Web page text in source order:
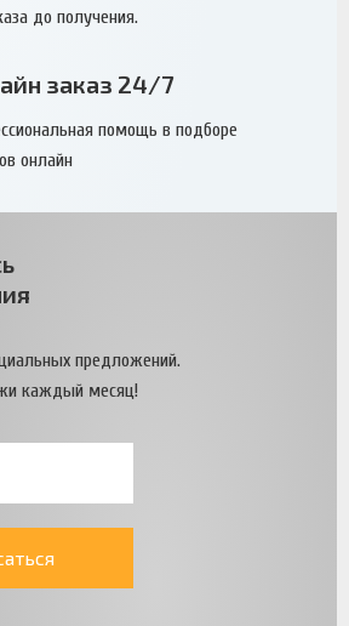
до получения.
заказ 24/7
помощь в подборе
онлайн
предложений.
каждый месяц!